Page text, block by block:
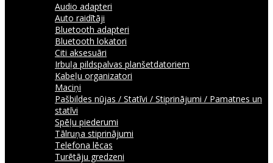
Audio adapteri
Auto raidītāji
Bluetooth adapteri
Bluetooth lokatori
Citi aksesuāri
Irbuļa pildspalvas planšetdatoriem
Kabeļu organizatori
Maciņi
Pašbildes nūjas / Statīvi / Stiprinājumi / Pamatnes un
statīvi
Spēļu piederumi
Tālruņa stiprinājumi
Telefona lēcas
Turētāju gredzeni